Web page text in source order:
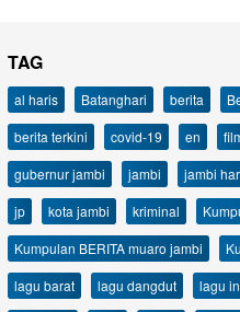
TAG
al haris Batanghari berita
berita terkini
covid-19 en
gubernur jambi
jambi jambi
jp
kota jambi kriminal
Kumpulan BERITA muaro jambi
lagu barat
lagu dangdut lagu